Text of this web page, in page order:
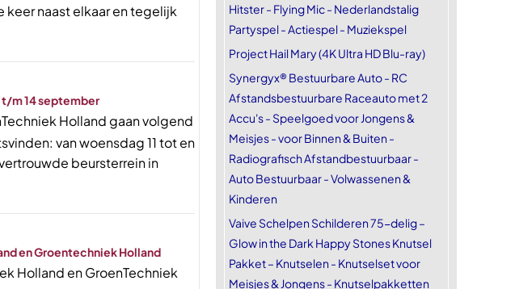
naast elkaar en tegelijk
t/m 14 september
Holland gaan volgend
van woensdag 11 tot en
beursterrein in
en Groentechniek Holland
Holland en GroenTechniek
Hitster - Flying Mic - Nederlandstalig
Partyspel - Actiespel - Muziekspel
Project Hail Mary (4K Ultra HD Blu-ray)
Synergyx® Bestuurbare Auto - RC
Afstandsbestuurbare Raceauto met 2
Accu's - Speelgoed voor Jongens &
Meisjes - voor Binnen & Buiten -
Radiografisch Afstandbestuurbaar -
Auto Bestuurbaar - Volwassenen &
Kinderen
Vaive Schelpen Schilderen 75-delig –
Glow in the Dark Happy Stones Knutsel
Pakket – Knutselen - Knutselset voor
Meisjes & Jongens - Knutselpakketten